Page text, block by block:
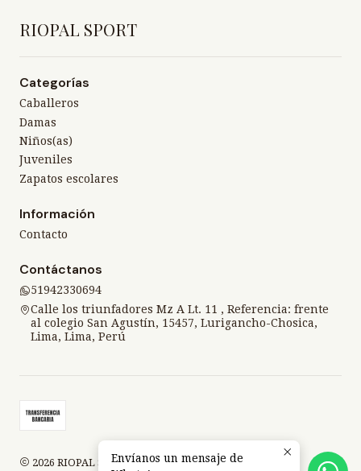
RIOPAL SPORT
Categorías
Caballeros
Damas
Niños(as)
Juveniles
Zapatos escolares
Información
Contacto
Contáctanos
51942330694
Calle los triunfadores Mz A Lt. 11 , Referencia: frente
al colegio San Agustín, 15457, Lurigancho-Chosica,
Lima, Lima, Perú
2026 RIOPAL SPORT.Envíanos un mensaje de